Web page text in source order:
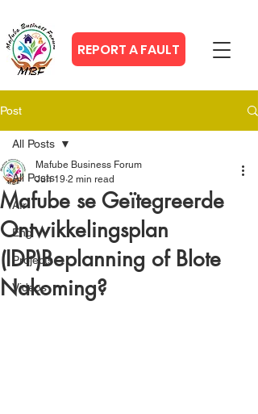
REPORT A FAULT
Post
All Posts
Afr
Eng
Projects
Videos
All Posts
Mafube se Geïtegreerde
Ontwikkelingsplan
(IDP)Beplanning of Blote
Nakoming?
Mafube Business Forum
Jun 19 2 min read